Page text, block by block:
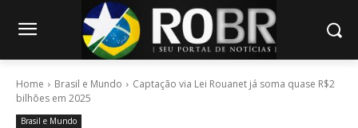
Home Brasil e Mundo
Captação via Lei Rouanet já soma quase R$2
bilhões em 2025
Brasil e Mundo